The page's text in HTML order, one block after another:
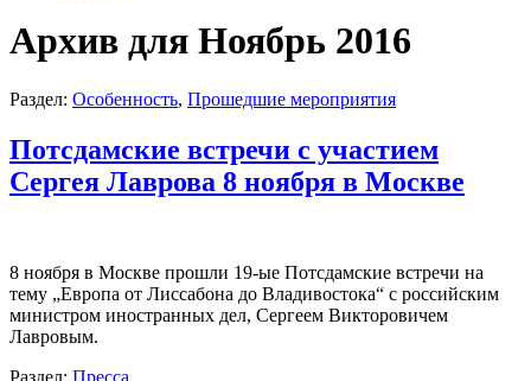
Архив для Ноябрь 2016
Раздел: Особенность, Прошедшие мероприятия
Потсдамские встречи с участием
Сергея Лаврова 8 ноября в Москве
8 ноября в Москве прошли 19-ые Потсдамские встречи на
тему „Европа от Лиссабона до Владивостока“ с российским
министром иностранных дел, Сергеем Викторовичем
Лавровым.
Раздел: Пресса